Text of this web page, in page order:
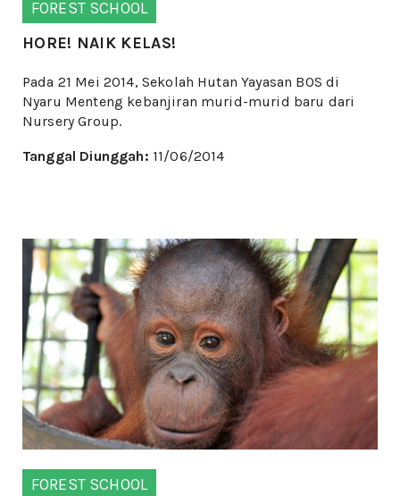
FOREST SCHOOL
HORE! NAIK KELAS!
Pada 21 Mei 2014, Sekolah Hutan Yayasan BOS di
Nyaru Menteng kebanjiran murid-murid baru dari
Nursery Group.
Tanggal Diunggah: 11/06/2014
FOREST SCHOOL